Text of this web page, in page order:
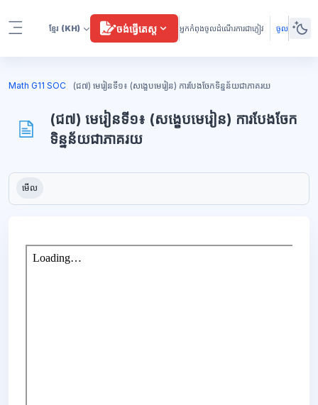
ខ្មែរ (KH) ចង់ធ្វើតេស្ត អ្នកកំពុងចូលដំណើរការជាភ្ញៀវ ចូល
Math G11 SOC (ជ៧) មេរៀនទី១៖ (សង្ខេបមេរៀន) ការបែងចែកទិន្នន័យជាភាគរយ
(ជ៧) មេរៀនទី១៖ (សង្ខេបមេរៀន) ការបែងចែក
ទិន្នន័យជាភាគរយ
ប្លុក
តម្រូវការសម្រាប់ការបញ្ចប់
មើល